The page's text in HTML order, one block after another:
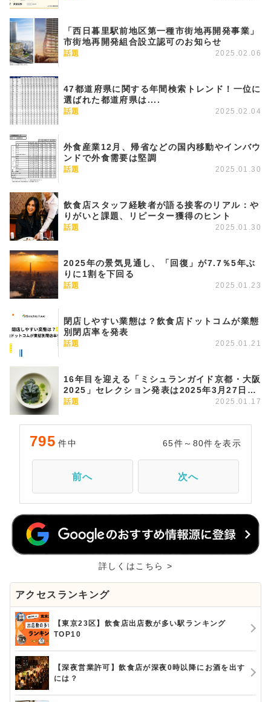
「西日暮里駅前地区第一種市街地再開発事業」
市街地再開発組合設立認可のお知らせ
話題 2025.02.06
47都道府県に関する年間検索トレンド！一位に
選ばれた都道府県は....
話題 2025.02.04
外食産業12月、帰省などの国内移動やインバウ
ンドで外食需要は堅調
話題 2025.01.30
飲食店スタッフ経験者が語る接客のリアル：や
りがいと課題、リピーター獲得のヒント
話題 2025.01.30
2025年の景気見通し、「回復」が7.7％5年ぶ
りに1割を下回る
話題 2025.01.23
閉店しやすい業態は？飲食店ドットコムが業態
別閉店率を発表
話題 2025.01.21
16年目を迎える「ミシュランガイド京都・大阪
2025」セレクション発表は2025年3月27日に
決定！
話題 2025.01.17
795 件中 65件～80件を表示
前へ 次へ
詳しくはこちら >
アクセスランキング
【東京23区】飲食店出店数が多い駅ランキング
TOP10
【深夜営業許可】飲食店が深夜0時以降にお酒を出す
には？